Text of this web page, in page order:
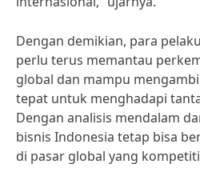
Dengan demikian, para
perlu terus memantau
global dan mampu
tepat untuk menghadapi
Dengan analisis mendalam
bisnis Indonesia tetap bisa
di pasar global yang